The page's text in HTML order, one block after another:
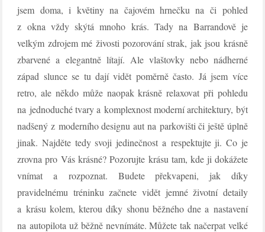
jsem doma, i květiny na čajovém hrnečku na či pohled
z okna vždy skýtá mnoho krás. Tady na Barrandově je
velkým zdrojem mé živosti pozorování strak, jak jsou krásně
zbarvené a elegantně lítají. Ale vlaštovky nebo nádherné
západ slunce se tu dají vidět poměrně často. Já jsem více
retro, ale někdo může naopak krásně relaxovat při pohledu
na jednoduché tvary a komplexnost moderní architektury, být
nadšený z moderního designu aut na parkovišti či ještě úplně
jinak. Najděte tedy svoji jedinečnost a respektujte ji. Co je
zrovna pro Vás krásné? Pozorujte krásu tam, kde ji dokážete
vnímat a rozpoznat. Budete překvapeni, jak díky
pravidelnému tréninku začnete vidět jemné životní detaily
a krásu kolem, kterou díky shonu běžného dne a nastavení
na autopilota už běžně nevnímáte. Můžete tak načerpat velké